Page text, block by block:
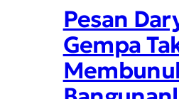
Pesan
Gempa